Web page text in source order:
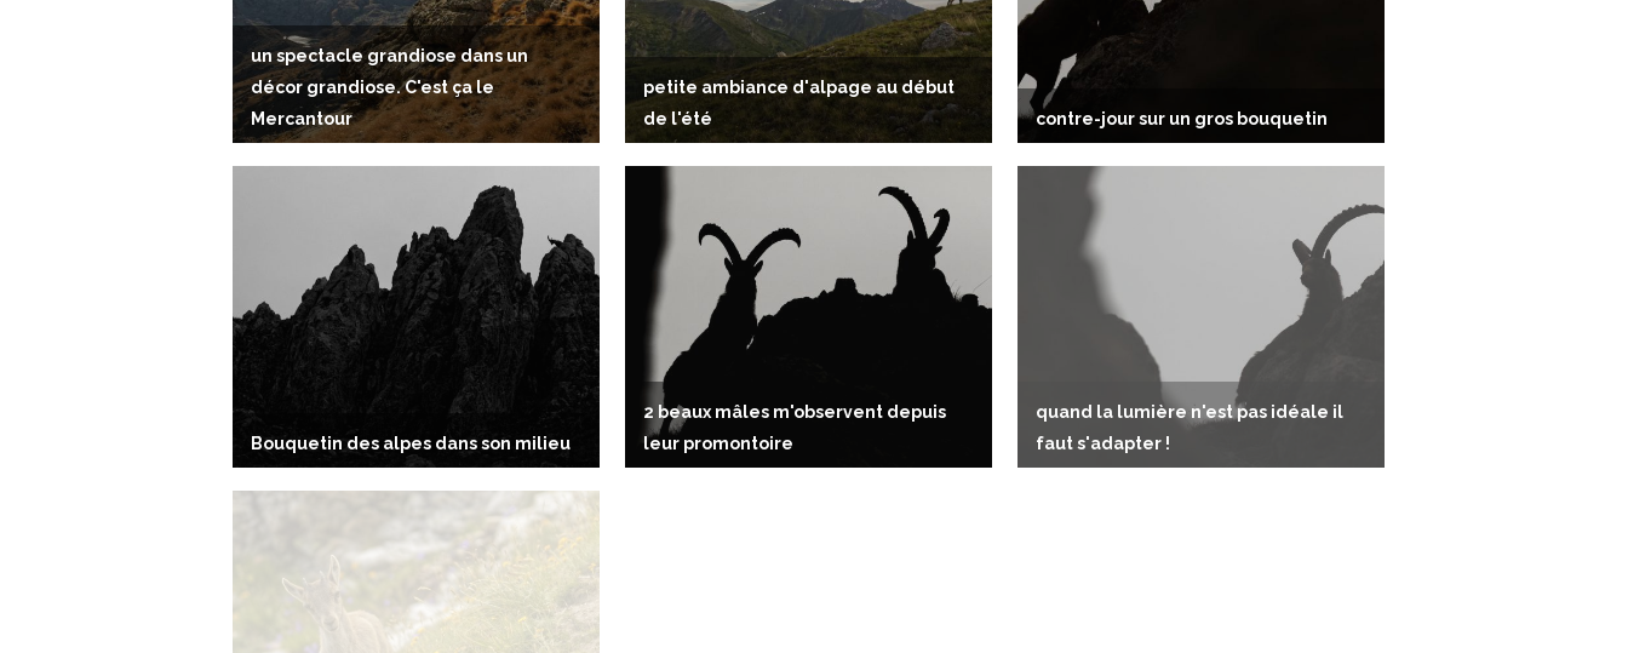
un spectacle grandiose dans un
décor grandiose. C'est ça le
Mercantour
petite ambiance d'alpage au début
de l'été
contre-jour sur un gros bouquetin
Bouquetin des alpes dans son milieu
2 beaux mâles m'observent depuis
leur promontoire
quand la lumière n'est pas idéale il
faut s'adapter !